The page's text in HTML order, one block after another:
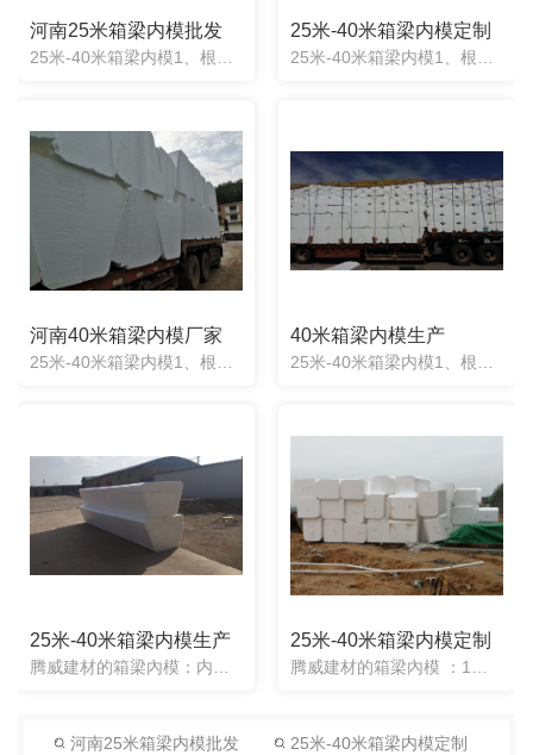
河南25米箱梁内模批发
25米-40米箱梁内模1、根据图纸任意定制：任意形状均可定制，产品制造出来误差度2cm。2、施工方便快捷：梁两头一次性浇筑成型，不用取出，不用辅助器械。3、抗震抗压性强：实心材质能承受混凝土压力不.....
25米-40米箱梁内模定制
25米-40米箱梁内模1、根据图纸任意定制：任意形状均可定制，产品制造出来误差度2cm。2、施工方便快捷：梁两头一次性浇筑成型，不用取出，不用辅助器械。3、抗震抗压性强：实心材质能承受混凝土压力不.....
河南40米箱梁内模厂家 40米箱梁内模生产
25米-40米箱梁内模生产 25米-40米箱梁内模定制
河南25米箱梁内模批发
25米-40米箱梁内模定制